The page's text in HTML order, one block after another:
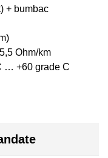
+ bumbac
Ohm/km
… +60 grade C